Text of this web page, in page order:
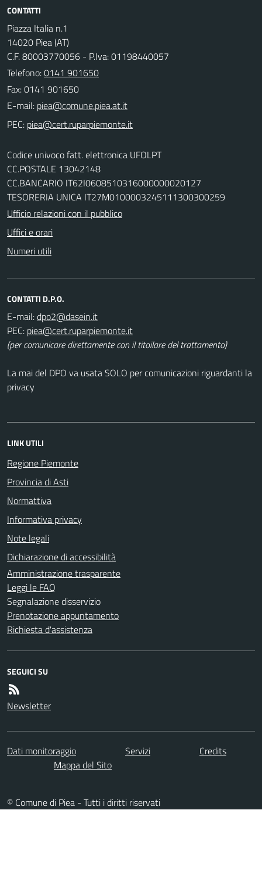
CONTATTI
Piazza Italia n.1
14020 Piea (AT)
C.F. 80003770056 - P.Iva: 01198440057
Telefono:0141 901650
Fax: 0141 901650
E-mail:
PEC:
Codice univoco fatt. elettronica UFOLPT
CC.POSTALE 13042148
CC.BANCARIO IT62I0608510316000000020127
TESORERIA UNICA IT27M0100003245111300300259
Ufficio relazioni con il pubblico
Uffici e orari
Numeri utili
CONTATTI D.P.O.
E-mail:
PEC:
(per comunicare direttamente con il titoilare del trattamento)
La mai del DPO va usata SOLO per comunicazioni riguardanti la
privacy
LINK UTILI
Regione Piemonte
Provincia di Asti
Normattiva
Informativa privacy
Note legali
Dichiarazione di accessibilità
Amministrazione trasparente
Leggi le FAQ
Segnalazione disservizio
Prenotazione appuntamento
Richiesta d'assistenza
SEGUICI SU
Newsletter
Dati monitoraggio Servizi
Credits
Mappa del Sito
© Comune di Piea - Tutti i diritti riservati